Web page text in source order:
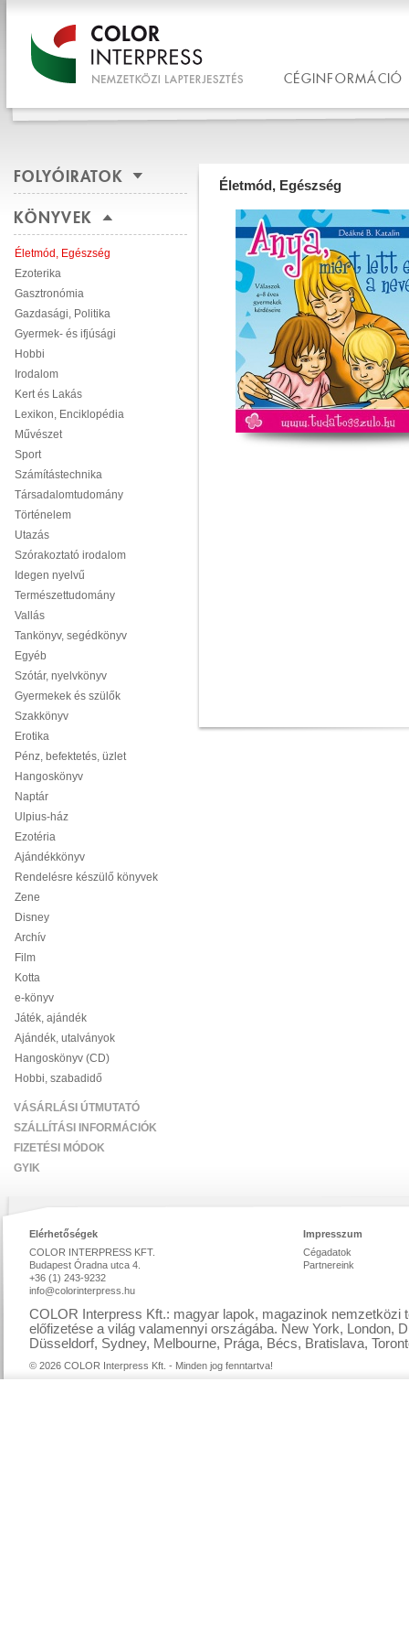
CÉGINFORMÁCIÓ
FOLYÓIRATOK
KÖNYVEK
Életmód, Egészség
Ezoterika
Gasztronómia
Gazdasági, Politika
Gyermek- és ifjúsági
Hobbi
Irodalom
Kert és Lakás
Lexikon, Enciklopédia
Művészet
Sport
Számítástechnika
Társadalomtudomány
Történelem
Utazás
Szórakoztató irodalom
Idegen nyelvű
Természettudomány
Vallás
Tankönyv, segédkönyv
Egyéb
Szótár, nyelvkönyv
Gyermekek és szülők
Szakkönyv
Erotika
Pénz, befektetés, üzlet
Hangoskönyv
Naptár
Ulpius-ház
Ezotéria
Ajándékkönyv
Rendelésre készülő könyvek
Zene
Disney
Archív
Film
Kotta
e-könyv
Játék, ajándék
Ajándék, utalványok
Hangoskönyv (CD)
Hobbi, szabadidő
VÁSÁRLÁSI ÚTMUTATÓ
SZÁLLÍTÁSI INFORMÁCIÓK
FIZETÉSI MÓDOK
GYIK
Életmód, Egészség
Elérhetőségek
COLOR INTERPRESS KFT.
Budapest Óradna utca 4.
+36 (1) 243-9232
info@colorinterpress.hu
Impresszum
Cégadatok
Partnereink
COLOR Interpress Kft.: magyar lapok, magazinok nemzetközi
előfizetése a világ valamennyi országába. New York, London,
Düsseldorf, Sydney, Melbourne, Prága, Bécs, Bratislava,
© 2026 COLOR Interpress Kft. - Minden jog fenntartva!